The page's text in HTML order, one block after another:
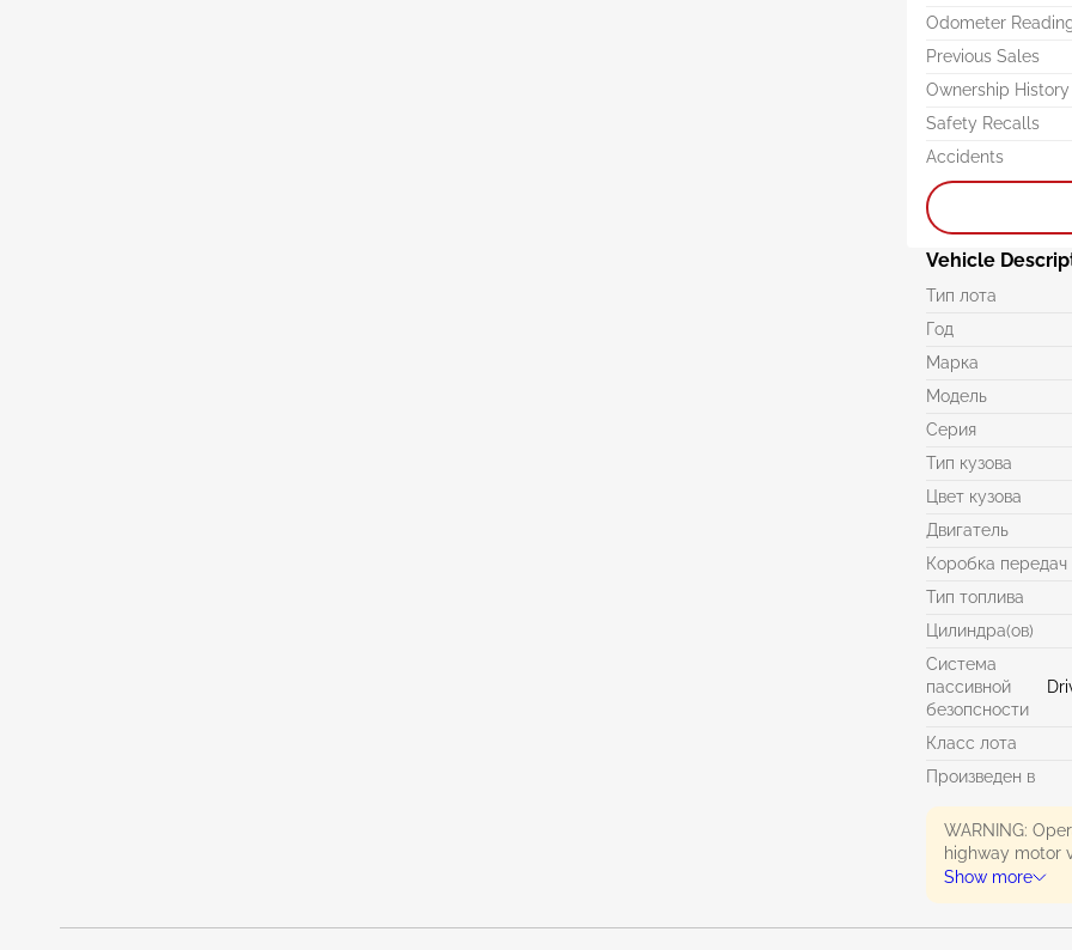
Odometer
Previous Sales
Ownership History
Safety Recalls
Accidents
Vehicle
Тип лота
Год
Марка
Модель
Серия
Тип кузова
Цвет кузова
Двигатель
Коробка передач
Тип топлива
Цилиндра(ов)
Система
пассивной
безопсности
Класс лота
Произведен в
WARNING:
highway motor
exhaust,
Show more